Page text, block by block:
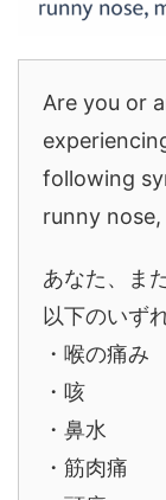
Are you or
following
runny
あなた、ま
以下のいず
・喉の痛み
・咳
・鼻水
・筋肉痛